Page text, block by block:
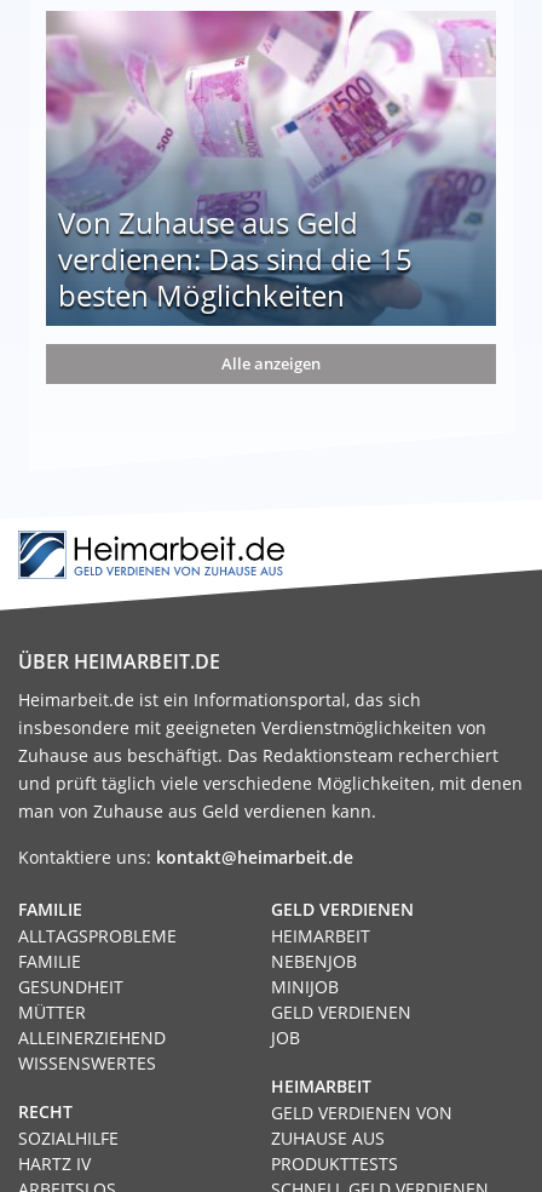
auf einen Blick
Von Zuhause aus Geld
verdienen: Das sind die 15
besten Möglichkeiten
die 15 besten Möglichkeiten
Alle anzeigen
ÜBER HEIMARBEIT.DE
Heimarbeit.de ist ein Informationsportal, das sich
insbesondere mit geeigneten Verdienstmöglichkeiten von
Zuhause aus beschäftigt. Das Redaktionsteam recherchiert
und prüft täglich viele verschiedene Möglichkeiten, mit denen
man von Zuhause aus Geld verdienen kann.
Kontaktiere uns: kontakt@heimarbeit.de
GELD VERDIENEN
HEIMARBEIT
NEBENJOB
MINIJOB
GELD VERDIENEN
JOB
HEIMARBEIT
GELD VERDIENEN VON
ZUHAUSE AUS
PRODUKTTESTS
FAMILIE
ALLTAGSPROBLEME
FAMILIE
GESUNDHEIT
MÜTTER
ALLEINERZIEHEND
WISSENSWERTES
RECHT
SOZIALHILFE
HARTZ IV